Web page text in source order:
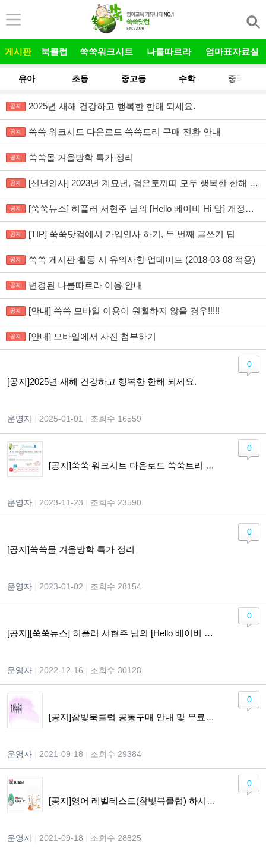
게시판 북클럽 쑥쑥워크시트 나를따르라 엄마표자료실
유아 초등 중고등 수학 중국어
2025년 새해 건강하고 행복한 한해 되세요.
쑥쑥 워크시트 다운로드 쑥쑥트리 구매 전환 안내
쑥쑥몰 겨울방학 특가 정리
[신년인사] 2023년 계묘년, 검은토끼띠 모두 행복한 한해 되시길..
[쑥쑥뉴스] 히플러 서현주 님의 [Hello 베이비 Hi 맘] 개정판 출간
[TIP] 쑥쑥닷컴에서 가입인사 하기, 두 번째 글쓰기 팁
쑥쑥 게시판 활동 시 유의사항 업데이트 (2018-03-08 적용)
변경된 나를따르라 이용 안내
[안내] 쑥쑥 모바일 이용이 원활하지 않을 경우!!!!!
[안내] 모바일에서 사진 첨부하기
[공지]2025년 새해 건강하고 행복한 한해 되세요.
운영자 2025-01-01 조회수 16559
0
[공지]쑥쑥 워크시트 다운로드 쑥쑥트리 구매 전환 안내
운영자 2023-11-23 조회수 23590
0
[공지]쑥쑥몰 겨울방학 특가 정리
운영자 2023-01-02 조회수 28154
0
[공지][쑥쑥뉴스] 히플러 서현주 님의 [Hello 베이비 Hi 맘] 개정판 출간
운영자 2022-12-16 조회수 30128
0
[공지]참빛북클럽 공동구매 안내 및 무료체험 이용가이드
운영자 2021-09-18 조회수 29384
0
[공지]영어 레벨테스트(참빛북클럽) 하시고자 하는 분들께 알려드립니다.
운영자 2021-09-18 조회수 28825
0